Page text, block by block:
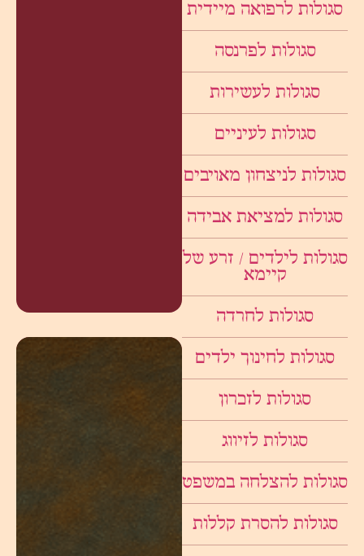
סגולות לרפואה מיידית
סגולות לפרנסה
סגולות לעשירות
סגולות לעיניים
סגולות לניצחון מאויבים
סגולות למציאת אבידה
סגולות לילדים / זרע של
קיימא
סגולות לחרדה
סגולות לחינוך ילדים
סגולות לזכרון
סגולות לזיווג
סגולות להצלחה במשפט
סגולות להסרת קללות